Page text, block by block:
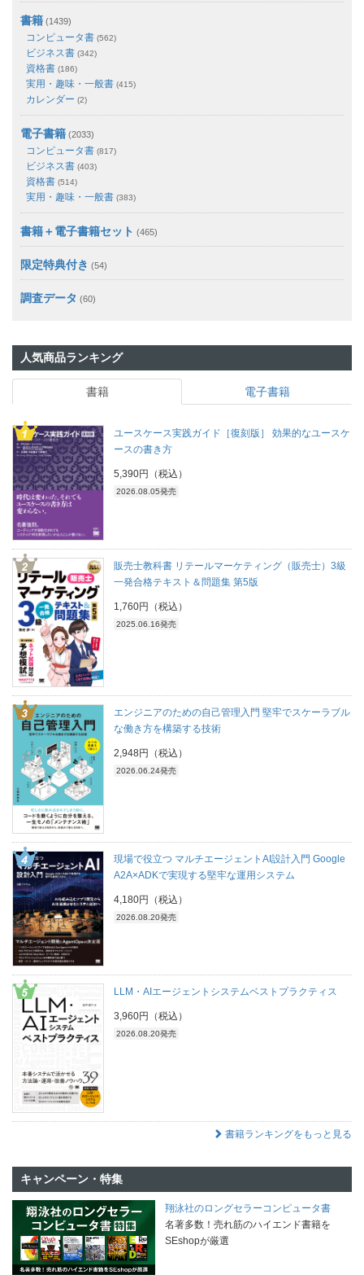
書籍 (1439)
コンピュータ書 (562)
ビジネス書 (342)
資格書 (186)
実用・趣味・一般書 (415)
カレンダー (2)
電子書籍 (2033)
コンピュータ書 (817)
ビジネス書 (403)
資格書 (514)
実用・趣味・一般書 (383)
書籍＋電子書籍セット (465)
限定特典付き (54)
調査データ (60)
人気商品ランキング
書籍 電子書籍
ユースケース実践ガイド［復刻版］ 効果的なユースケ
ースの書き方
5,390円（税込）
2026.08.05発売
販売士教科書 リテールマーケティング（販売士）3級
一発合格テキスト＆問題集 第5版
1,760円（税込）
2025.06.16発売
エンジニアのための自己管理入門 堅牢でスケーラブル
な働き方を構築する技術
2,948円（税込）
2026.06.24発売
現場で役立つ マルチエージェントAI設計入門 Google
A2A×ADKで実現する堅牢な運用システム
4,180円（税込）
2026.08.20発売
LLM・AIエージェントシステムベストプラクティス
3,960円（税込）
2026.08.20発売
書籍ランキングをもっと見る
キャンペーン・特集
翔泳社のロングセラーコンピュータ書
名著多数！売れ筋のハイエンド書籍を
SEshopが厳選